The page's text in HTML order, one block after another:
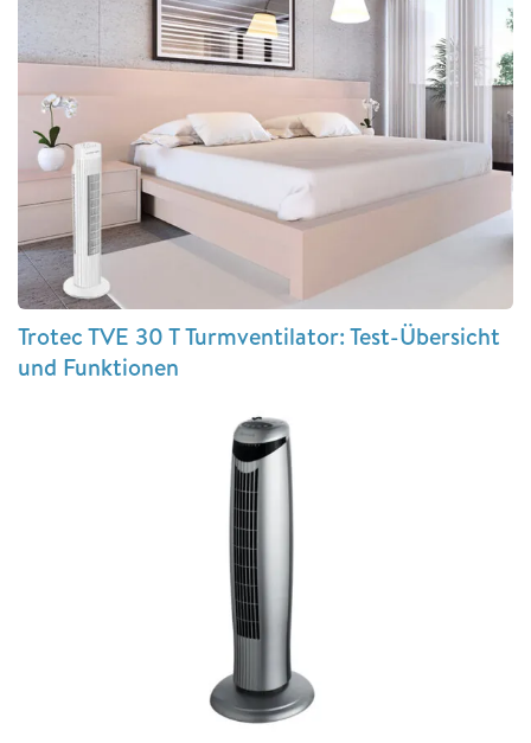
Trotec TVE 30 T Turmventilator: Test-Übersicht
und Funktionen